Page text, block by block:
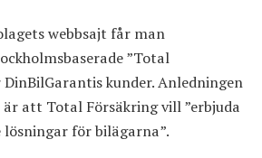
webbsajt får man
”Total
kunder. Anledningen
att Total Försäkring vill ”erbjuda
för bilägarna”.